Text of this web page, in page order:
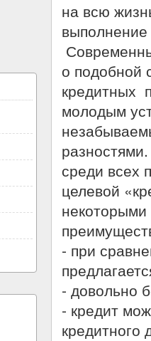
на всю
выполнение
о подобной
кредитных
молодым
среди всех
целевой
- при
- довольно
- кредит
кредитного